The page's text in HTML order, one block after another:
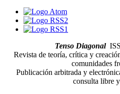
Tenso Diagonal
Revista de teoría, crítica y
comunidades
Publicación arbitrada y
consulta libre